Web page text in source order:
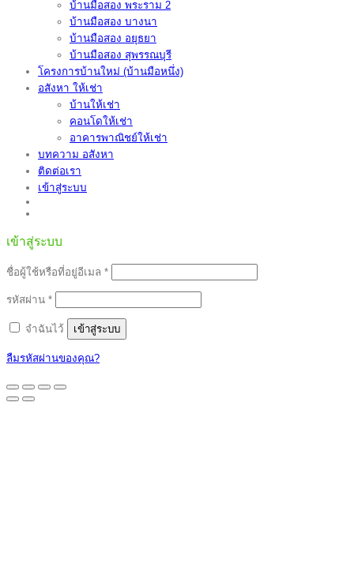
บ้านมือสอง พระราม 2
บ้านมือสอง บางนา
บ้านมือสอง อยุธยา
บ้านมือสอง สุพรรณบุรี
โครงการบ้านใหม่ (บ้านมือหนึ่ง)
อสังหา ให้เช่า
บ้านให้เช่า
คอนโดให้เช่า
อาคารพาณิชย์ให้เช่า
บทความ อสังหา
ติดต่อเรา
เข้าสู่ระบบ
เข้าสู่ระบบ
ชื่อผู้ใช้หรือที่อยู่อีเมล *ต้องการ
รหัสผ่าน *ต้องการ
จำฉันไว้ เข้าสู่ระบบ
ลืมรหัสผ่านของคุณ?